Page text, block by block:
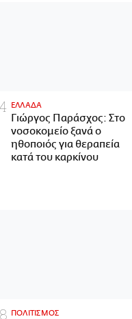
ΕΛΛΑΔΑ
Γιώργος Παράσχος: Στο
νοσοκομείο ξανά ο
ηθοποιός για θεραπεία
κατά του καρκίνου
ΠΟΛΙΤΙΣΜΟΣ